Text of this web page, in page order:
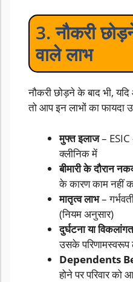
3. नौकरी
वाले लाभ
नौकरी छोड़ने के बाद भी,
तो आप इन लाभों का फायदा
मुफ्त इलाज– ESIC
क्लीनिक में
बीमारी के दौरान
के कारण काम नहीं
मातृत्व लाभ–
(नियम अनुसार)
दुर्घटना या
उसके परिणामस्वरूप
Dependents
होने पर परिवार को